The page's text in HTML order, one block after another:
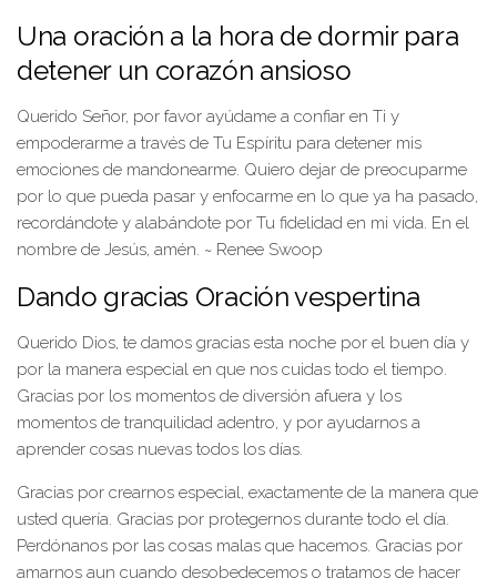
Una oración a la hora de dormir para
detener un corazón ansioso
Querido Señor, por favor ayúdame a confiar en Ti y
empoderarme a través de Tu Espíritu para detener mis
emociones de mandonearme. Quiero dejar de preocuparme
por lo que pueda pasar y enfocarme en lo que ya ha pasado,
recordándote y alabándote por Tu fidelidad en mi vida. En el
nombre de Jesús, amén. ~ Renee Swoop
Dando gracias Oración vespertina
Querido Dios, te damos gracias esta noche por el buen día y
por la manera especial en que nos cuidas todo el tiempo.
Gracias por los momentos de diversión afuera y los
momentos de tranquilidad adentro, y por ayudarnos a
aprender cosas nuevas todos los días.
Gracias por crearnos especial, exactamente de la manera que
usted quería. Gracias por protegernos durante todo el día.
Perdónanos por las cosas malas que hacemos. Gracias por
amarnos aun cuando desobedecemos o tratamos de hacer